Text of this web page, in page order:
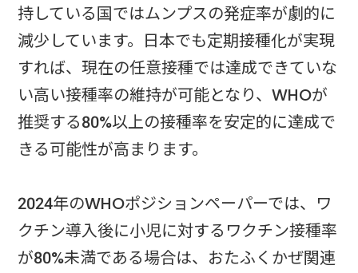
持している国ではムンプスの発症率が劇的に
減少しています。日本でも定期接種化が実現
すれば、現在の任意接種では達成できていな
い高い接種率の維持が可能となり、WHOが
推奨する80%以上の接種率を安定的に達成で
きる可能性が高まります。
2024年のWHOポジションペーパーでは、ワ
クチン導入後に小児に対するワクチン接種率
が80%未満である場合は、おたふくかぜ関連